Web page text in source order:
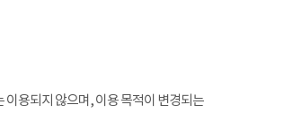
용되지 않으며, 이용 목적이 변경되는